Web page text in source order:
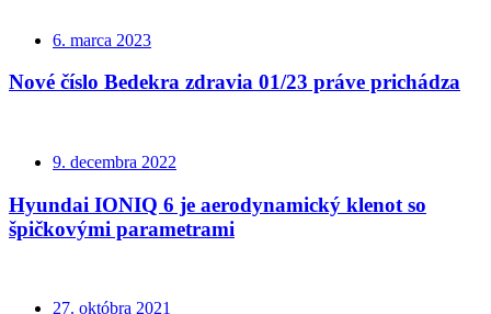
6. marca 2023
Nové číslo Bedekra zdravia 01/23 práve prichádza
9. decembra 2022
Hyundai IONIQ 6 je aerodynamický klenot so
špičkovými parametrami
27. októbra 2021